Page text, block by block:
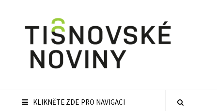
KLIKNĚTE ZDE PRO NAVIGACI